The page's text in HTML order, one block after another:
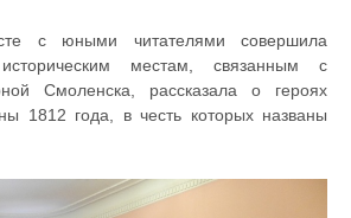
с юными читателями совершила
местам, связанным с
Смоленска, рассказала о героях
1812 года, в честь которых названы